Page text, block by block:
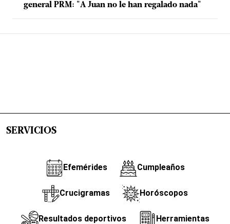
general PRM: "A Juan no le han regalado nada"
SERVICIOS
Efemérides Cumpleaños
Crucigramas Horóscopos
Resultados deportivos Herramientas